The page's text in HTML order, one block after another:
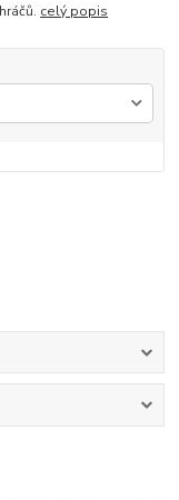
celý popis